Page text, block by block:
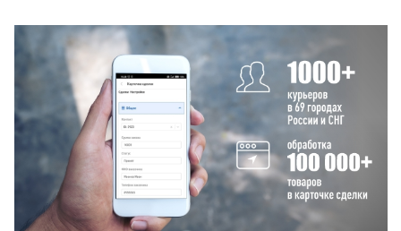
Смотреть проект